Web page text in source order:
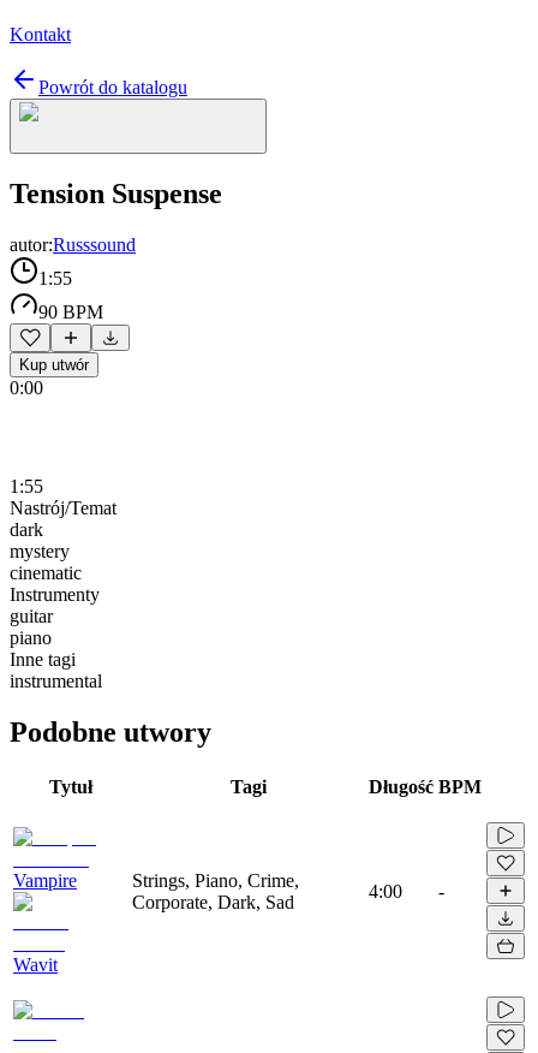
Kontakt
Powrót do katalogu
Tension Suspense
autor:Russsound
1:55
90 BPM
Kup utwór
0:00
1:55
Nastrój/Temat
dark
mystery
cinematic
Instrumenty
guitar
piano
Inne tagi
instrumental
Podobne utwory
Tytuł Tagi Długość BPM
Vampire
Wavit
Strings, Piano, Crime,
Corporate, Dark, Sad
4:00 -